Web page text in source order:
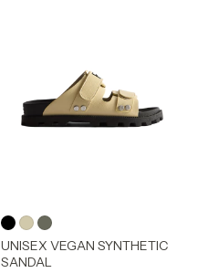
UNISEX VEGAN SYNTHETIC
SANDAL